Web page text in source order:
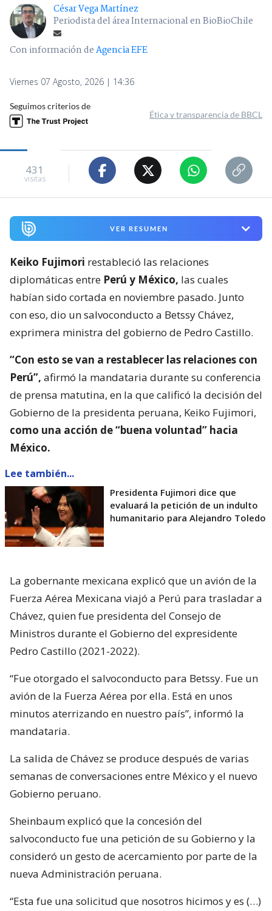
César Vega Martínez
Periodista del área Internacional en BioBioChile
Con información deAgencia EFE
Viernes 07 Agosto, 2026 | 14:36
Seguimos criterios de
Ética y transparencia de BBCL
431
visitas
VER RESUMEN
Keiko Fujimori restableció las relaciones
diplomáticas entre Perú y México, las cuales
habían sido cortada en noviembre pasado. Junto
con eso, dio un salvoconducto a Betssy Chávez,
exprimera ministra del gobierno de Pedro Castillo.
“Con esto se van a restablecer las relaciones con
Perú”, afirmó la mandataria durante su conferencia
de prensa matutina, en la que calificó la decisión del
Gobierno de la presidenta peruana, Keiko Fujimori,
como una acción de “buena voluntad” hacia
México.
Lee también...
Presidenta Fujimori dice que
evaluará la petición de un indulto
humanitario para Alejandro Toledo
La gobernante mexicana explicó que un avión de la
Fuerza Aérea Mexicana viajó a Perú para trasladar a
Chávez, quien fue presidenta del Consejo de
Ministros durante el Gobierno del expresidente
Pedro Castillo (2021-2022).
“Fue otorgado el salvoconducto para Betssy. Fue un
avión de la Fuerza Aérea por ella. Está en unos
minutos aterrizando en nuestro país”, informó la
mandataria.
La salida de Chávez se produce después de varias
semanas de conversaciones entre México y el nuevo
Gobierno peruano.
Sheinbaum explicó que la concesión del
salvoconducto fue una petición de su Gobierno y la
consideró un gesto de acercamiento por parte de la
nueva Administración peruana.
“Esta fue una solicitud que nosotros hicimos y es (…)